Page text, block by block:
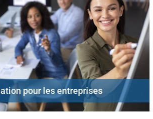
pour les entreprises